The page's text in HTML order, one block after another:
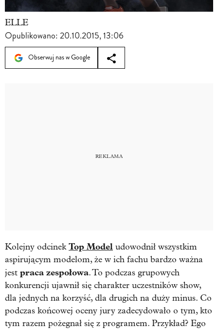
ELLE
Opublikowano:20.10.2015, 13:06
Obserwuj nas w Google
Kolejny odcinekTop Model udowodnił wszystkim
aspirującym modelom, że w ich fachu bardzo ważna
jest praca zespołowa. To podczas grupowych
konkurencji ujawnił się charakter uczestników show,
dla jednych na korzyść, dla drugich na duży minus. Co
podczas końcowej oceny jury zadecydowało o tym, kto
tym razem pożegnał się z programem. Przykład? Ego